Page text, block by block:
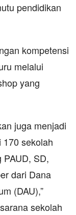
pendidikan
kompetensi
melalui
yang
juga menjadi
170 sekolah
SD,
dari Dana
(DAU),”
sekolah